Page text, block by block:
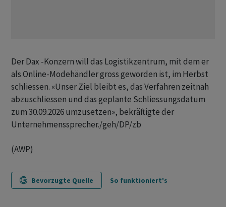
Der Dax -Konzern will das Logistikzentrum, mit dem er
als Online-Modehändler gross geworden ist, im Herbst
schliessen. «Unser Ziel bleibt es, das Verfahren zeitnah
abzuschliessen und das geplante Schliessungsdatum
zum 30.09.2026 umzusetzen», bekräftigte der
Unternehmenssprecher./geh/DP/zb
(AWP)
Bevorzugte Quelle So funktioniert's